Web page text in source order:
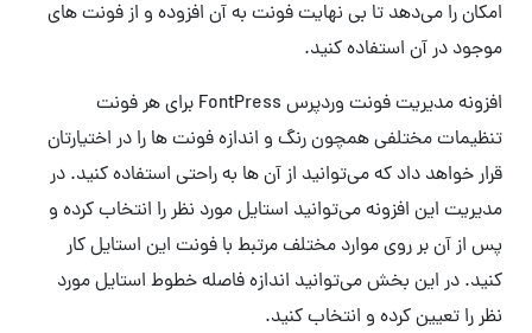
امکان را می‌دهد تا بی نهایت فونت به آن افزوده و از فونت های
موجود در آن استفاده کنید.
افزونه مدیریت فونت وردپرس FontPress برای هر فونت
تنظیمات مختلفی همچون رنگ و اندازه فونت ها را در اختیارتان
قرار خواهد داد که می‌توانید از آن ها به راحتی استفاده کنید. در
مدیریت این افزونه می‌توانید استایل مورد نظر را انتخاب کرده و
پس از آن بر روی موارد مختلف مرتبط با فونت این استایل کار
کنید. در این بخش می‌توانید اندازه فاصله خطوط استایل مورد
نظر را تعیین کرده و انتخاب کنید.